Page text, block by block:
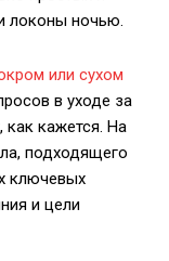
локоны ночью.
или сухом
в уходе за
как кажется. На
подходящего
ключевых
и цели